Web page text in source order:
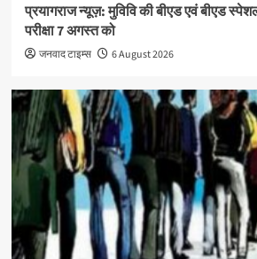
प्रयागराज न्यूज़: मुविवि की बीएड एवं बीएड
परीक्षा 7 अगस्त को
जनवाद टाइम्स 6 August 2026